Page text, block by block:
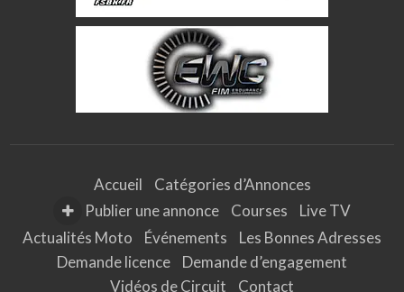
Accueil
Catégories d’Annonces
Publier une annonce
Courses
Live TV
Actualités Moto
Événements
Les Bonnes Adresses
Demande licence
Demande d’engagement
Vidéos de Circuit
Contact